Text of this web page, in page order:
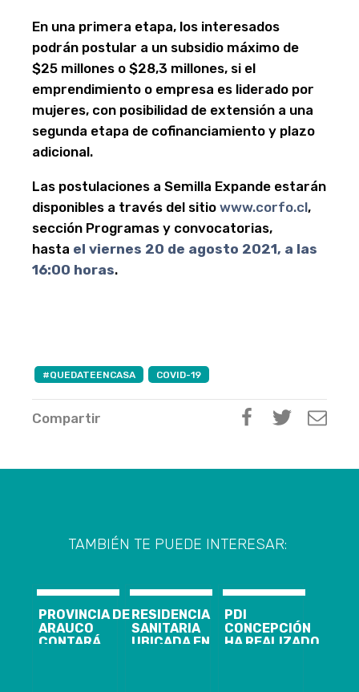
En una primera etapa, los interesados
podrán postular a un subsidio máximo de
$25 millones o $28,3 millones, si el
emprendimiento o empresa es liderado por
mujeres, con posibilidad de extensión a una
segunda etapa de cofinanciamiento y plazo
adicional.
Las postulaciones a Semilla Expande estarán
disponibles a través del sitio www.corfo.cl,
sección Programas y convocatorias,
hasta el viernes 20 de agosto 2021, a las
16:00 horas.
#QUEDATEENCASA COVID-19
Compartir
TAMBIÉN TE PUEDE INTERESAR:
PROVINCIA DE
ARAUCO
CONTARÁ
RESIDENCIA
SANITARIA
UBICADA EN
PDI
CONCEPCIÓN
HA REALIZADO